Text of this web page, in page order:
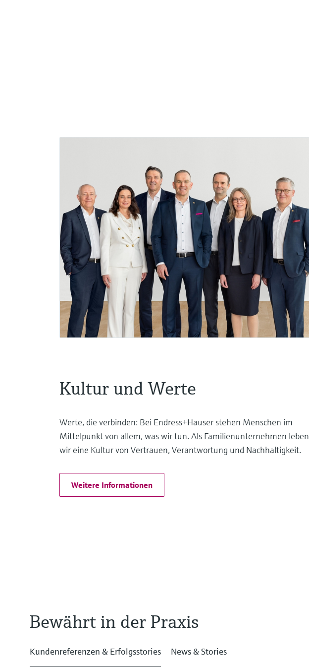
Kultur und Werte
Werte, die verbinden: Bei Endress+Hauser stehen Menschen im
Mittelpunkt von allem, was wir tun. Als Familienunternehmen leben
wir eine Kultur von Vertrauen, Verantwortung und Nachhaltigkeit.
Weitere Informationen
Bewährt in der Praxis
Kundenreferenzen & Erfolgsstories News & Stories